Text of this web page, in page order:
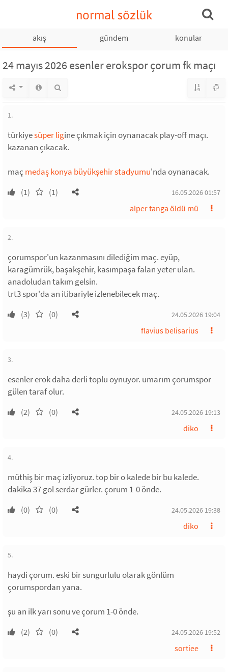
normal sözlük
akış gündem konular
24 mayıs 2026 esenler erokspor çorum fk maçı
1.
türkiyesüper ligine çıkmak için oynanacak play-off maçı.
kazanan çıkacak.
maç medaş konya büyükşehir stadyumu'nda oynanacak.
(1) (1) 16.05.2026 01:57
alper tanga öldü mü
2.
çorumspor'un kazanmasını dilediğim maç. eyüp,
karagümrük, başakşehir, kasımpaşa falan yeter ulan.
anadoludan takım gelsin.
trt3 spor'da an itibariyle izlenebilecek maç.
(3) (0) 24.05.2026 19:04
flavius belisarius
3.
esenler erok daha derli toplu oynuyor. umarım çorumspor
gülen taraf olur.
(2) (0) 24.05.2026 19:13
diko
4.
müthiş bir maç izliyoruz. top bir o kalede bir bu kalede.
dakika 37 gol serdar gürler. çorum 1-0 önde.
(0) (0) 24.05.2026 19:38
diko
5.
haydi çorum. eski bir sungurlulu olarak gönlüm
çorumspordan yana.
şu an ilk yarı sonu ve çorum 1-0 önde.
(2) (0) 24.05.2026 19:52
sortiee